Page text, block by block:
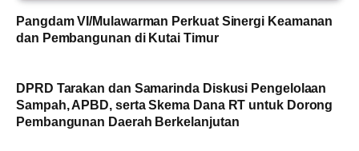
Pangdam VI/Mulawarman Perkuat Sinergi Keamanan
dan Pembangunan di Kutai Timur
DPRD Tarakan dan Samarinda Diskusi Pengelolaan
Sampah, APBD, serta Skema Dana RT untuk Dorong
Pembangunan Daerah Berkelanjutan